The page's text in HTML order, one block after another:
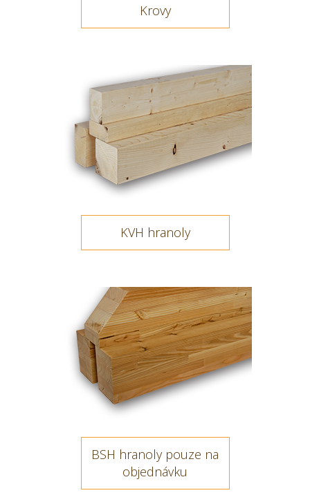
Krovy
KVH hranoly
BSH hranoly pouze na
objednávku